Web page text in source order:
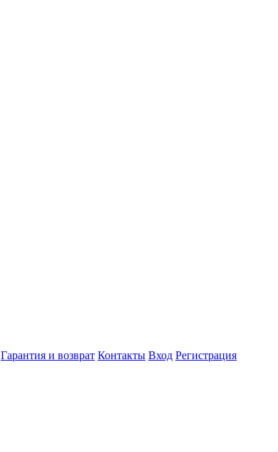
Гарантия и возврат Контакты Вход Регистрация